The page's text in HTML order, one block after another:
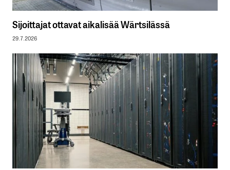
Sijoittajat ottavat aikalisää Wärtsilässä
29.7.2026